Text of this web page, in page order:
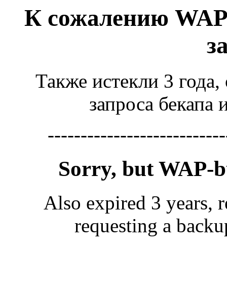
К сожалению
Также истекли 3
запроса бекапа
Sorry, but WAP-
Also expired 3 years,
requesting a